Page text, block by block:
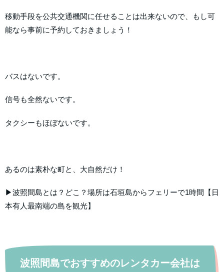
移動手段を公共交通機関に任せることは出来ないので、もし可
能なら事前に予約しておきましょう！
バスはないです。
信号も全然ないです。
タクシーもほぼないです。
あるのは素朴な町と、大自然だけ！
▶波照間島とは？どこ？場所は石垣島からフェリーで1時間【日
本有人最南端の島を観光】
波照間島でおすすめのレンタカー会社は